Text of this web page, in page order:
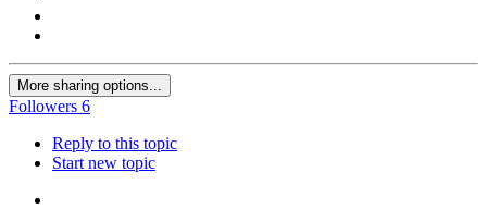
More sharing options...
Followers 6
Reply to this topic
Start new topic